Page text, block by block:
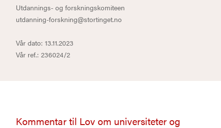
Utdannings- og forskningskomiteen
utdanning-forskning@stortinget.no
Vår dato: 13.11.2023
Vår ref.: 236024/2
Kommentar til Lov om universiteter og